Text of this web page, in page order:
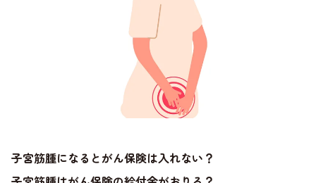
子宮筋腫になるとがん保険は入れない？